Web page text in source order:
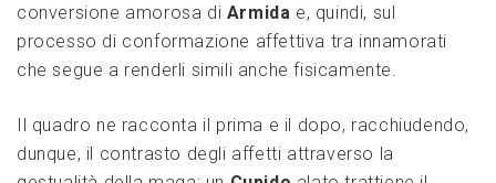
conversione amorosa di Armida e, quindi, sul
processo di conformazione affettiva tra innamorati
che segue a renderli simili anche fisicamente.
Il quadro ne racconta il prima e il dopo, racchiudendo,
dunque, il contrasto degli affetti attraverso la